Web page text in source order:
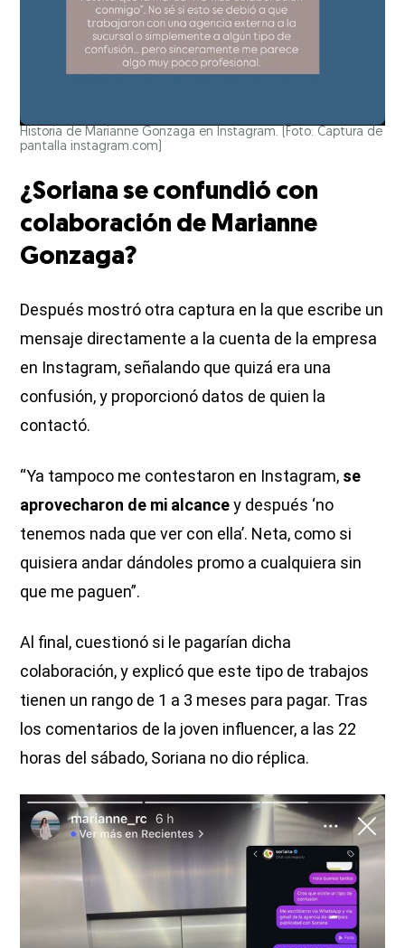
Historia de Marianne Gonzaga en Instagram. (Foto: Captura de
pantalla instagram.com)
¿Soriana se confundió con
colaboración de Marianne
Gonzaga?
Después mostró otra captura en la que escribe un
mensaje directamente a la cuenta de la empresa
en Instagram, señalando que quizá era una
confusión, y proporcionó datos de quien la
contactó.
“Ya tampoco me contestaron en Instagram, se
aprovecharon de mi alcancey después ‘no
tenemos nada que ver con ella’. Neta, como si
quisiera andar dándoles promo a cualquiera sin
que me paguen”.
Al final, cuestionó si le pagarían dicha
colaboración, y explicó que este tipo de trabajos
tienen un rango de 1 a 3 meses para pagar. Tras
los comentarios de la joven influencer, a las 22
horas del sábado, Soriana no dio réplica.